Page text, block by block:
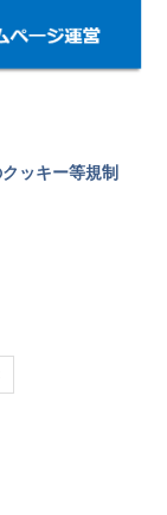
ッキー等規制